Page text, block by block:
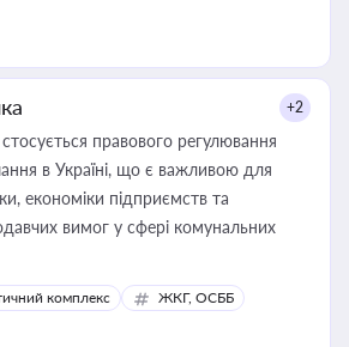
+2
правового регулювання
в Україні, що є важливою для
економіки підприємств та
вимог у сфері комунальних
комплекс ЖКГ, ОСББ